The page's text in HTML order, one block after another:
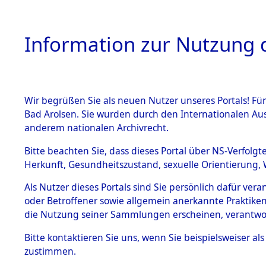
HOME
BESTÄNDE
Inhaftierungsdoku
mente
5. Verschiedenes
Todesmärsche
5.3.1 Alliierte
Information zur Nutzung
Wir begrüßen Sie als neuen Nutzer unseres Portals!
Bad Arolsen. Sie wurden durch den Internationalen
anderem nationalen Archivrecht.
Bitte beachten Sie, dass dieses Portal über NS-
Herkunft, Gesundheitszustand, sexuelle
Als Nutzer dieses Portals sind Sie persönlich dafür
oder Betroffener sowie allgemein anerkannte
die Nutzung seiner Sammlungen erscheinen,
Bitte kontaktieren Sie uns, wenn Sie beispielsweiser
zustimmen.